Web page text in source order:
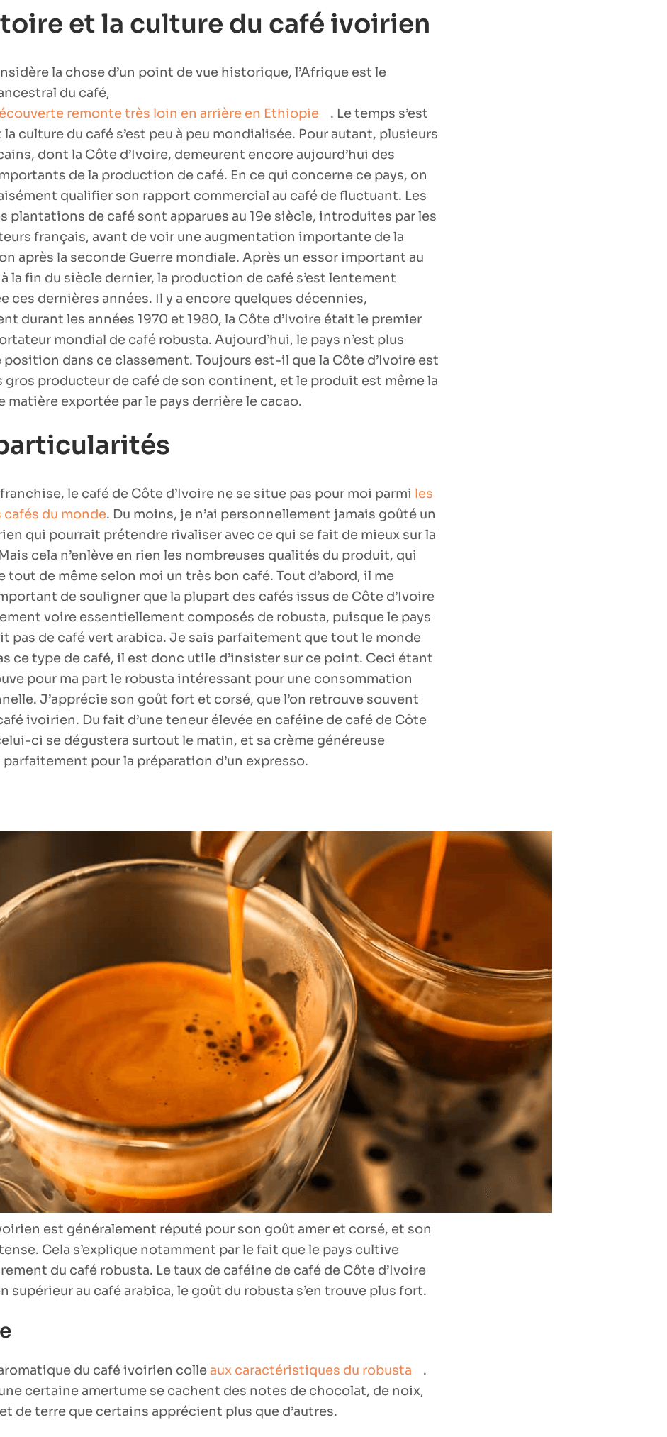
et la culture du café ivoirien
la chose d’un point de vue historique, l’Afrique est le
du café,
remonte très loin en arrière en Ethiopie
. Le temps s’est
la culture du café s’est peu à peu mondialisée. Pour autant, plusieurs
dont la Côte d’Ivoire, demeurent encore aujourd’hui des
de la production de café. En ce qui concerne ce pays, on
qualifier son rapport commercial au café de fluctuant. Les
plantations de café sont apparues au 19e siècle, introduites par les
français, avant de voir une augmentation importante de la
après la seconde Guerre mondiale. Après un essor important au
la fin du siècle dernier, la production de café s’est lentement
ces dernières années. Il y a encore quelques décennies,
durant les années 1970 et 1980, la Côte d’Ivoire était le premier
mondial de café robusta. Aujourd’hui, le pays n’est plus
position dans ce classement. Toujours est-il que la Côte d’Ivoire est
gros producteur de café de son continent, et le produit est même la
matière exportée par le pays derrière le cacao.
le café de Côte d’Ivoire ne se situe pas pour moi parmi les
cafés du monde. Du moins, je n’ai personnellement jamais goûté un
qui pourrait prétendre rivaliser avec ce qui se fait de mieux sur la
cela n’enlève en rien les nombreuses qualités du produit, qui
tout de même selon moi un très bon café. Tout d’abord, il me
de souligner que la plupart des cafés issus de Côte d’Ivoire
voire essentiellement composés de robusta, puisque le pays
pas de café vert arabica. Je sais parfaitement que tout le monde
ce type de café, il est donc utile d’insister sur ce point. Ceci étant
pour ma part le robusta intéressant pour une consommation
J’apprécie son goût fort et corsé, que l’on retrouve souvent
ivoirien. Du fait d’une teneur élevée en caféine de café de Côte
ci se dégustera surtout le matin, et sa crème généreuse
pour la préparation d’un expresso.
est généralement réputé pour son goût amer et corsé, et son
Cela s’explique notamment par le fait que le pays cultive
du café robusta. Le taux de caféine de café de Côte d’Ivoire
supérieur au café arabica, le goût du robusta s’en trouve plus fort.
du café ivoirien colle aux caractéristiques du robusta
.
certaine amertume se cachent des notes de chocolat, de noix,
de terre que certains apprécient plus que d’autres.